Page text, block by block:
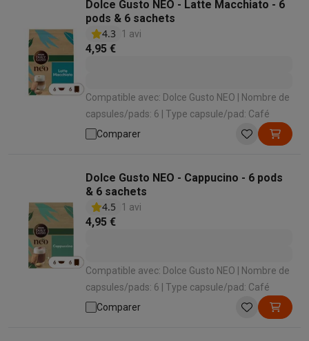
Dolce Gusto NEO - Latte Macchiato - 6
pods & 6 sachets
4.3
1 avi
4,95 €
Compatible avec: Dolce Gusto NEO | Nombre de
capsules/pads: 6 | Type capsule/pad: Café
Comparer
Dolce Gusto NEO - Cappucino - 6 pods
& 6 sachets
4.5
1 avi
4,95 €
Compatible avec: Dolce Gusto NEO | Nombre de
capsules/pads: 6 | Type capsule/pad: Café
Comparer